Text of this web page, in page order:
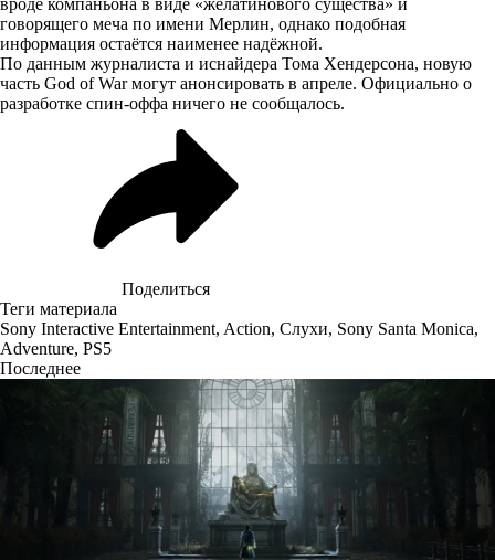
вроде компаньона в виде «желатинового существа» и
говорящего меча по имени Мерлин, однако подобная
информация остаётся наименее надёжной.
По данным журналиста и иснайдера Тома Хендерсона, новую
часть God of War могут анонсировать в апреле. Официально о
разработке спин-оффа ничего не сообщалось.
Поделиться
Теги материала
Sony Interactive Entertainment, Action, Слухи, Sony Santa Monica,
Adventure, PS5
Последнее